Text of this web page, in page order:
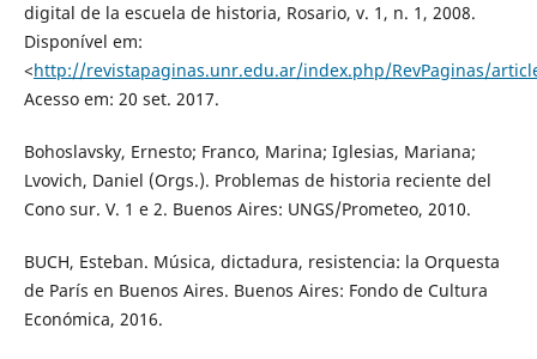
digital de la escuela de historia, Rosario, v. 1, n. 1, 2008.
Disponível em:
<http://revistapaginas.unr.edu.ar/index.php/RevPaginas/
Acesso em: 20 set. 2017.
Bohoslavsky, Ernesto; Franco, Marina; Iglesias, Mariana;
Lvovich, Daniel (Orgs.). Problemas de historia reciente del
Cono sur. V. 1 e 2. Buenos Aires: UNGS/Prometeo, 2010.
BUCH, Esteban. Música, dictadura, resistencia: la Orquesta
de París en Buenos Aires. Buenos Aires: Fondo de Cultura
Económica, 2016.